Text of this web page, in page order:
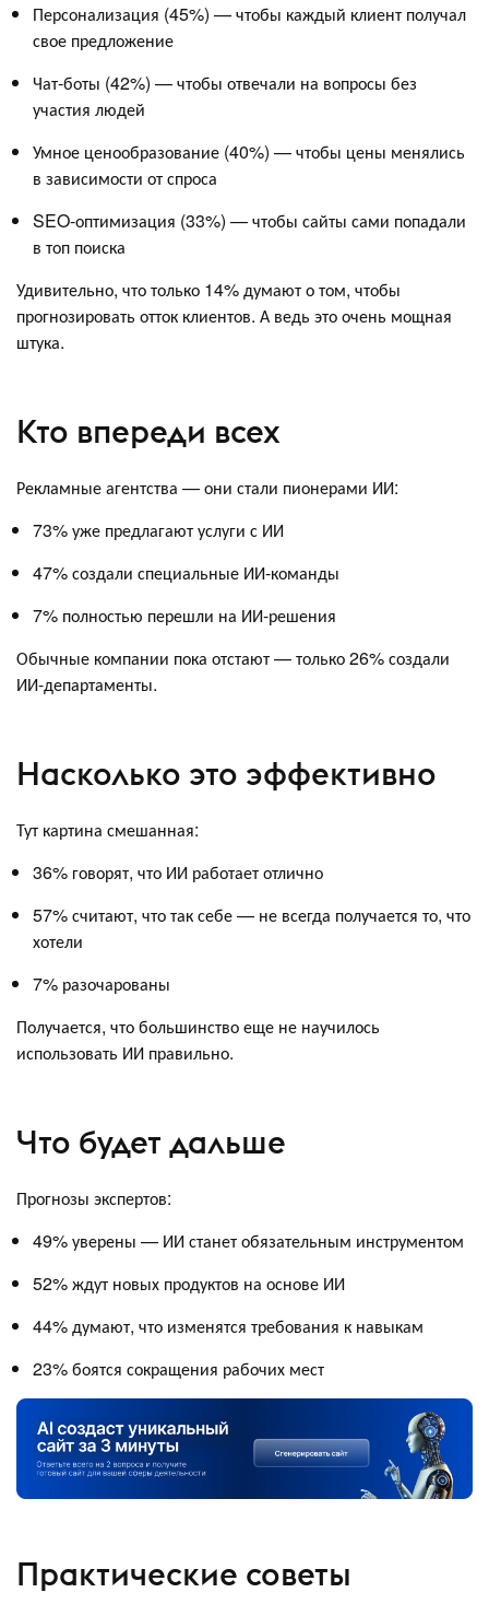
Персонализация (45%) — чтобы каждый клиент получал
свое предложение
Чат-боты (42%) — чтобы отвечали на вопросы без
участия людей
Умное ценообразование (40%) — чтобы цены менялись
в зависимости от спроса
SEO-оптимизация (33%) — чтобы сайты сами попадали
в топ поиска
Удивительно, что только 14% думают о том, чтобы
прогнозировать отток клиентов. А ведь это очень мощная
штука.
Кто впереди всех
Рекламные агентства — они стали пионерами ИИ:
73% уже предлагают услуги с ИИ
47% создали специальные ИИ-команды
7% полностью перешли на ИИ-решения
Обычные компании пока отстают — только 26% создали
ИИ-департаменты.
Насколько это эффективно
Тут картина смешанная:
36% говорят, что ИИ работает отлично
57% считают, что так себе — не всегда получается то, что
хотели
7% разочарованы
Получается, что большинство еще не научилось
использовать ИИ правильно.
Что будет дальше
Прогнозы экспертов:
49% уверены — ИИ станет обязательным инструментом
52% ждут новых продуктов на основе ИИ
44% думают, что изменятся требования к навыкам
23% боятся сокращения рабочих мест
Практические советы